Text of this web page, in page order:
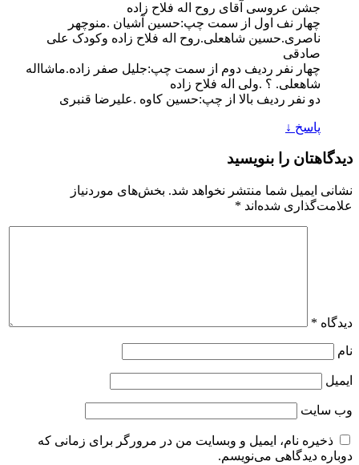
جشن عروسی آقای روح اله فلاح زاده
چهار نف اول از سمت چپ:حسین آشیان .منوچهر
ناصری.حسین شاهعلی.روح اله فلاح زاده وکودک علی
صادقی
چهار نفر ردیف دوم از سمت چپ:جلیل صفر زاده.ماشااله
شاهعلی. ؟ .ولی اله فلاح زاده
دو نفر ردیف بالا از چپ:حسین کاوه .علیرضا قنبری
پاسخ ↓
دیدگاهتان را بنویسید
نشانی ایمیل شما منتشر نخواهد شد. بخش‌های موردنیاز
علامت‌گذاری شده‌اند *
دیدگاه *
نام
ایمیل
وب‌ سایت
ذخیره نام، ایمیل و وبسایت من در مرورگر برای زمانی که
دوباره دیدگاهی می‌نویسم.